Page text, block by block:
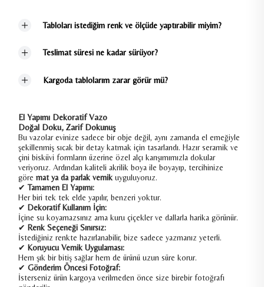
Tabloları istediğim renk ve ölçüde yaptırabilir miyim?
Teslimat süresi ne kadar sürüyor?
Kargoda tablolarım zarar görür mü?
El Yapımı Dekoratif Vazo
Doğal Doku, Zarif Dokunuş
Bu vazolar evinize sadece bir obje değil, aynı zamanda el emeğiyle
şekillenmiş sıcak bir detay katmak için tasarlandı. Hazır seramik ve
çini bisküvi formların üzerine özel alçı karışımımızla dokular
veriyoruz. Ardından kaliteli akrilik boya ile boyayıp, tercihinize
göre mat ya da parlak vernik uyguluyoruz.
✔ Tamamen El Yapımı:
Her biri tek tek elde yapılır, benzeri yoktur.
✔ Dekoratif Kullanım İçin:
İçine su koyamazsınız ama kuru çiçekler ve dallarla harika görünür.
✔ Renk Seçeneği Sınırsız:
İstediğiniz renkte hazırlanabilir, bize sadece yazmanız yeterli.
✔ Koruyucu Vernik Uygulaması:
Hem şık bir bitiş sağlar hem de ürünü uzun süre korur.
✔ Gönderim Öncesi Fotoğraf:
İsterseniz ürün kargoya verilmeden önce size birebir fotoğrafı